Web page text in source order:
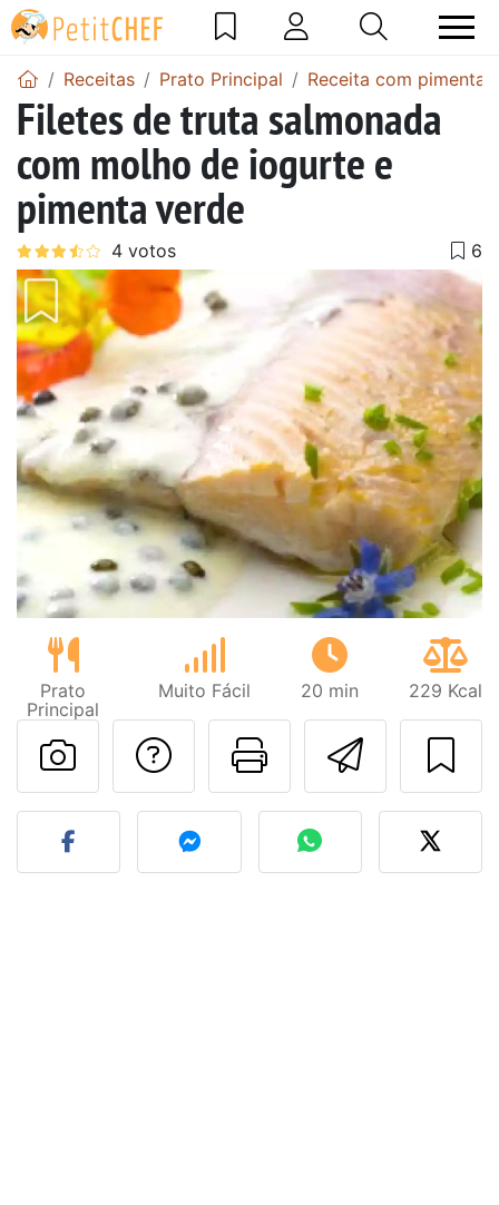
Receitas Prato Principal Receita com pimenta
Filetes de truta salmonada
com molho de iogurte e
pimenta verde
Prato
Principal
Muito Fácil 20 min 229 Kcal
Imprima
Falar com o autor
Fez esta receita?